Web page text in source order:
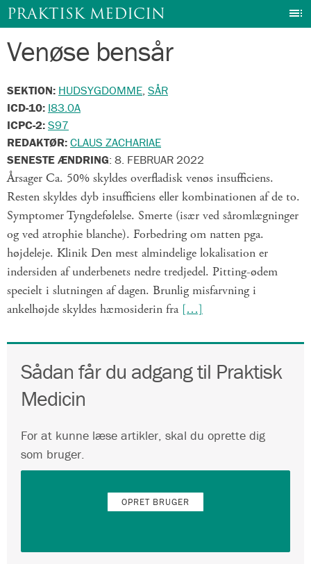
Gå
PRAKTISK MEDICIN
Venøse bensår
SEKTION: HUDSYGDOMME, SÅR
ICD-10: I83.0A
ICPC-2:S97
REDAKTØR:CLAUS ZACHARIAE
SENESTE ÆNDRING: 8. FEBRUAR 2022
Årsager Ca. 50% skyldes overfladisk venøs insufficiens.
Resten skyldes dyb insufficiens eller kombinationen af de to.
Symptomer Tyngdefølelse. Smerte (især ved såromlægninger
og ved atrophie blanche). Forbedring om natten pga.
højdeleje. Klinik Den mest almindelige lokalisation er
indersiden af underbenets nedre tredjedel. Pitting-ødem
specielt i slutningen af dagen. Brunlig misfarvning i
ankelhøjde skyldes hæmosiderin fra […]
Sådan får du adgang til Praktisk
Medicin
For at kunne læse artikler, skal du oprette dig
som bruger.
OPRET BRUGER